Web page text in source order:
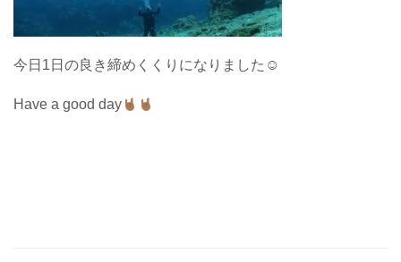
今日1日の良き締めくくりになりました☺︎
Have a good day